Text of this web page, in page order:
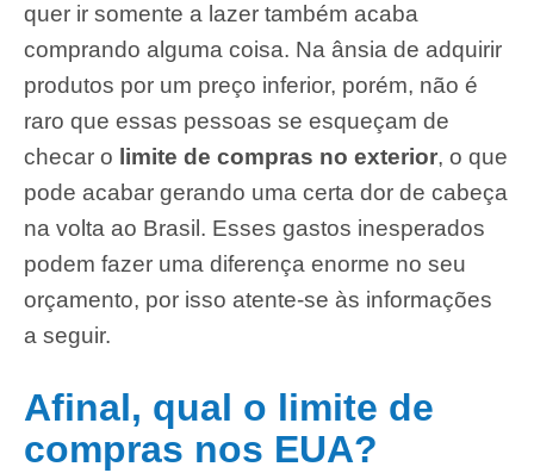
quer ir somente a lazer também acaba
comprando alguma coisa. Na ânsia de adquirir
produtos por um preço inferior, porém, não é
raro que essas pessoas se esqueçam de
checar o limite de compras no exterior, o que
pode acabar gerando uma certa dor de cabeça
na volta ao Brasil. Esses gastos inesperados
podem fazer uma diferença enorme no seu
orçamento, por isso atente-se às informações
a seguir.
Afinal, qual o limite de
compras nos EUA?